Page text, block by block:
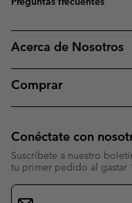
Acerca de Nosotros
Comprar
Conéctate con
Suscríbete a nuestro
tu primer pedido al gastar
Suscripción